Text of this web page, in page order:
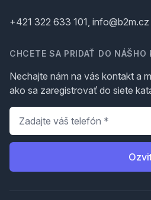
+421 322 633 101, info@b2m.cz
CHCETE SA PRIDAŤ DO NÁŠHO
Nechajte nám na vás kontakt a
ako sa zaregistrovať do siete
Telefón